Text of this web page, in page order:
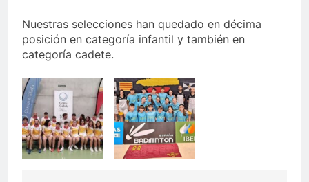
Nuestras selecciones han quedado en décima
posición en categoría infantil y también en
categoría cadete.